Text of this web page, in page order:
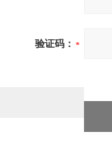
验证码：